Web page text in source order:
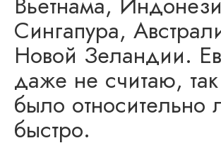
Сингапура,
Новой Зеландии.
даже не считаю, так
было относительно
быстро.